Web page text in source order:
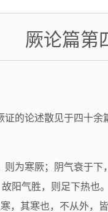
厥论篇第
的论述散见于四十
则为寒厥；阴气衰于
阳气胜，则足下热
，其寒也，不从外，皆